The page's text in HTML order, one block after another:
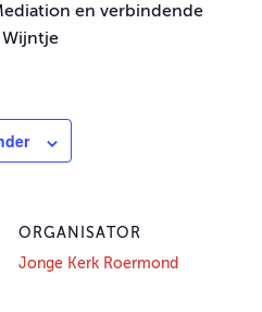
en verbindende
ORGANISATOR
Jonge Kerk Roermond